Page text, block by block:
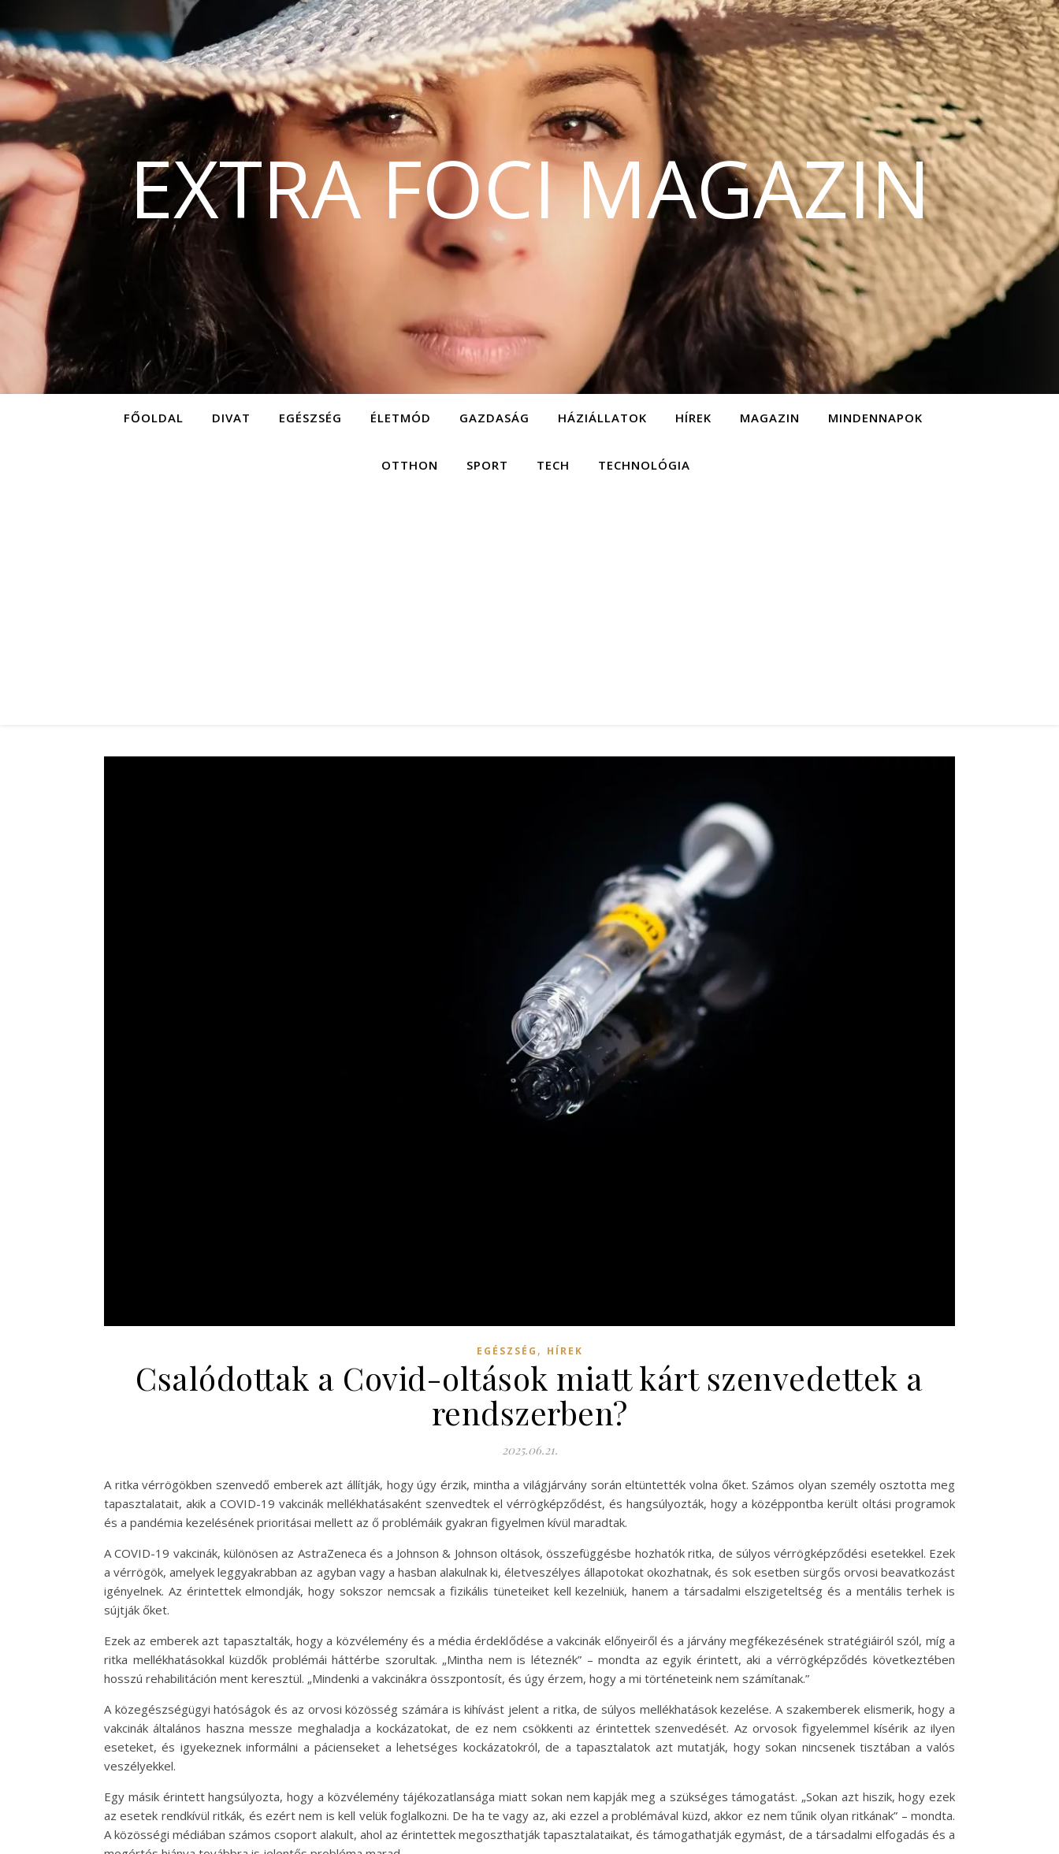
EXTRA FOCI MAGAZIN
FŐOLDAL DIVAT EGÉSZSÉG ÉLETMÓD GAZDASÁG HÁZIÁLLATOK HÍREK MAGAZIN MINDENNAPOK
OTTHON SPORT TECH TECHNOLÓGIA
EGÉSZSÉG , HÍREK
Csalódottak a Covid-oltások miatt kárt szenvedettek a
rendszerben?
2025.06.21.
A ritka vérrögökben szenvedő emberek azt állítják, hogy úgy érzik, mintha a világjárvány során eltüntették volna őket. Számos olyan személy osztotta meg
tapasztalatait, akik a COVID-19 vakcinák mellékhatásaként szenvedtek el vérrögképződést, és hangsúlyozták, hogy a középpontba került oltási programok
és a pandémia kezelésének prioritásai mellett az ő problémáik gyakran figyelmen kívül maradtak.
A COVID-19 vakcinák, különösen az AstraZeneca és a Johnson & Johnson oltások, összefüggésbe hozhatók ritka, de súlyos vérrögképződési esetekkel. Ezek
a vérrögök, amelyek leggyakrabban az agyban vagy a hasban alakulnak ki, életveszélyes állapotokat okozhatnak, és sok esetben sürgős orvosi beavatkozást
igényelnek. Az érintettek elmondják, hogy sokszor nemcsak a fizikális tüneteiket kell kezelniük, hanem a társadalmi elszigeteltség és a mentális terhek is
sújtják őket.
Ezek az emberek azt tapasztalták, hogy a közvélemény és a média érdeklődése a vakcinák előnyeiről és a járvány megfékezésének stratégiáiról szól, míg a
ritka mellékhatásokkal küzdők problémái háttérbe szorultak. „Mintha nem is léteznék” – mondta az egyik érintett, aki a vérrögképződés következtében
hosszú rehabilitáción ment keresztül. „Mindenki a vakcinákra összpontosít, és úgy érzem, hogy a mi történeteink nem számítanak.”
A közegészségügyi hatóságok és az orvosi közösség számára is kihívást jelent a ritka, de súlyos mellékhatások kezelése. A szakemberek elismerik, hogy a
vakcinák általános haszna messze meghaladja a kockázatokat, de ez nem csökkenti az érintettek szenvedését. Az orvosok figyelemmel kísérik az ilyen
eseteket, és igyekeznek informálni a pácienseket a lehetséges kockázatokról, de a tapasztalatok azt mutatják, hogy sokan nincsenek tisztában a valós
veszélyekkel.
Egy másik érintett hangsúlyozta, hogy a közvélemény tájékozatlansága miatt sokan nem kapják meg a szükséges támogatást. „Sokan azt hiszik, hogy ezek
az esetek rendkívül ritkák, és ezért nem is kell velük foglalkozni. De ha te vagy az, aki ezzel a problémával küzd, akkor ez nem tűnik olyan ritkának” – mondta.
A közösségi médiában számos csoport alakult, ahol az érintettek megoszthatják tapasztalataikat, és támogathatják egymást, de a társadalmi elfogadás és a